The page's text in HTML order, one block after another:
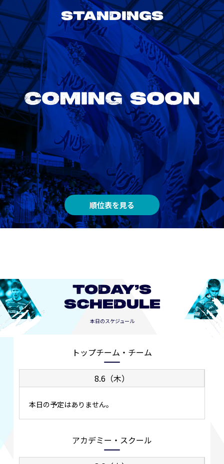
STANDINGS
順位表を見る
TODAY’S
SCHEDULE
本日のスケジュール
トップチーム・チーム
8.6（木）
本日の予定はありません。
アカデミー・スクール